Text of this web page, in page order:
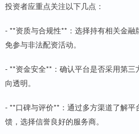
投资者应重点关注以下几点：
- **资质与合规性**：选择持有相关金融
免参与非法配资活动。
- **资金安全**：确认平台是否采用第
向透明。
- **口碑与评价**：通过多方渠道了解平
馈，选择信誉良好的服务商。